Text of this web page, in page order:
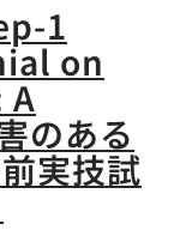
1
on
A
のある
実技試